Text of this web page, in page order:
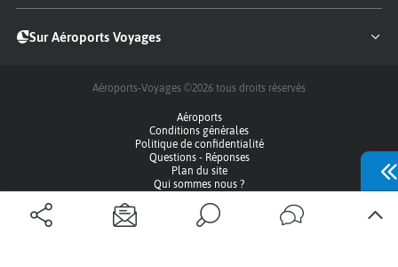
Sur Aéroports Voyages
Aéroports-Voyages ©2026 tous droits réservés
Aéroports
Conditions générales
Politique de confidentialité
Questions - Réponses
Plan du site
Qui sommes nous ?
Infos